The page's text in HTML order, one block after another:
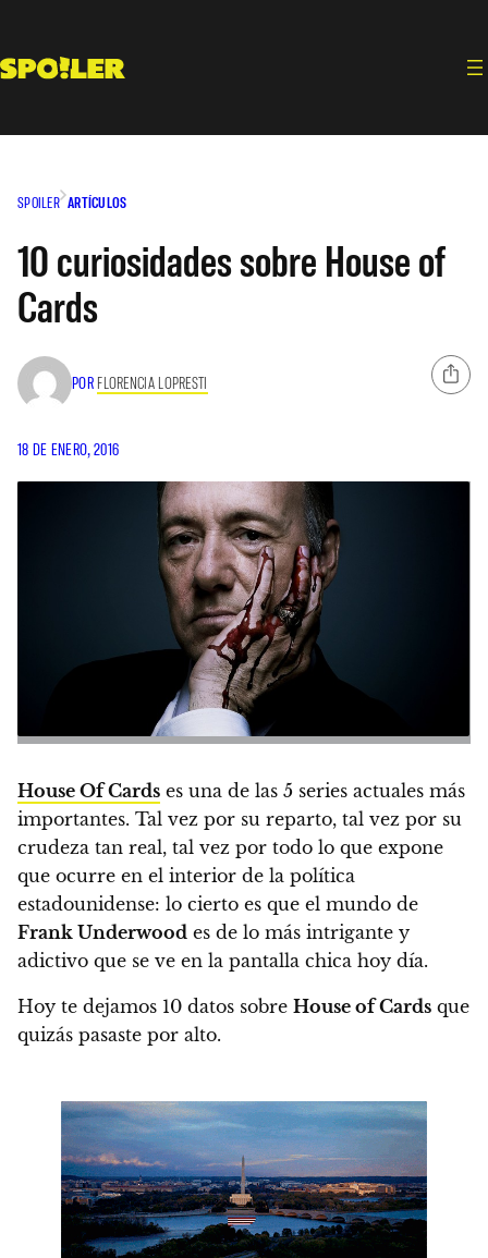
contenido
SPOILER ARTÍCULOS
10 curiosidades sobre House of
Cards
POR FLORENCIA LOPRESTI
18 DE ENERO, 2016
House Of Cards es una de las 5 series actuales más
importantes. Tal vez por su reparto, tal vez por su
crudeza tan real, tal vez por todo lo que expone
que ocurre en el interior de la política
estadounidense: lo cierto es que el mundo de
Frank Underwood es de lo más intrigante y
adictivo que se ve en la pantalla chica hoy día.
Hoy te dejamos 10 datos sobre House of Cards que
quizás pasaste por alto.